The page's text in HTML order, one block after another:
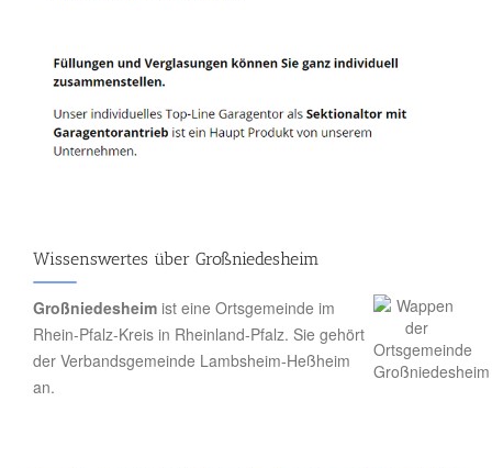
Wissenswertes über Großniedesheim
Großniedesheim ist eine Ortsgemeinde im
Rhein-Pfalz-Kreis in Rheinland-Pfalz. Sie gehört
der Verbandsgemeinde Lambsheim-Heßheim
an.